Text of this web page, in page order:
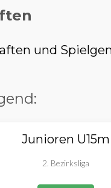
und
Junioren U15m
2. Bezirksliga